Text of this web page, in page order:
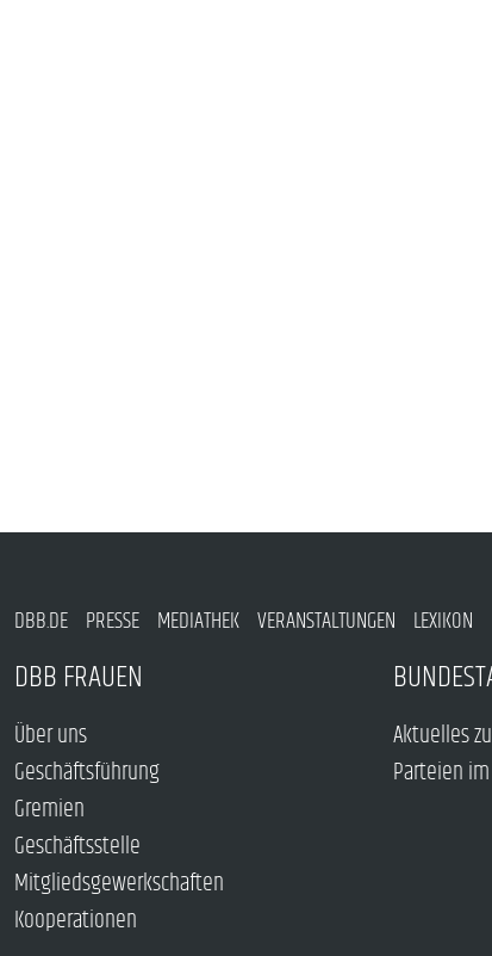
DBB.DE PRESSE MEDIATHEK VERANSTALTUNGEN LEXIKON
DBB FRAUEN
Über uns
Geschäftsführung
Gremien
Geschäftsstelle
Mitgliedsgewerkschaften
Kooperationen
Aktuelles
Parteien